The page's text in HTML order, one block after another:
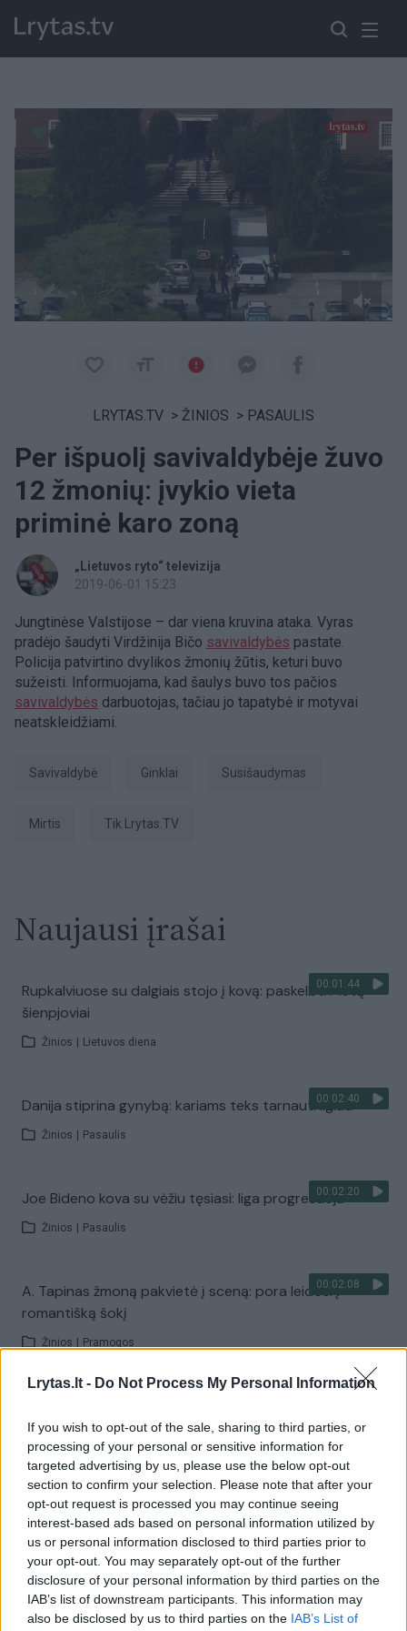
Lrytas.lt - Do Not Process My Personal Information
If you wish to opt-out of the sale, sharing to third parties, or
processing of your personal or sensitive information for
targeted advertising by us, please use the below opt-out
section to confirm your selection. Please note that after your
opt-out request is processed you may continue seeing
interest-based ads based on personal information utilized by
us or personal information disclosed to third parties prior to
your opt-out. You may separately opt-out of the further
disclosure of your personal information by third parties on the
IAB’s list of downstream participants. This information may
also be disclosed by us to third parties on the IAB’s List of
Paremkite Ukrainą
LRYTAS.TV > ŽINIOS > PASAULIS
Per išpuolį savivaldybėje žuvo
12 žmonių: įvykio vieta
priminė karo zoną
„Lietuvos ryto“ televizija
2019-06-01 15:23
Jungtinėse Valstijose – dar viena kruvina ataka. Vyras
pradėjo šaudyti Virdžinija Bičo savivaldybės pastate.
Policija patvirtino dvylikos žmonių žūtis, keturi buvo
sužeisti. Informuojama, kad šaulys buvo tos pačios
savivaldybės darbuotojas, tačiau jo tapatybė ir motyvai
neatskleidžiami.
Savivaldybė Ginklai susišaudymas
Mirtis tik Lrytas.TV
Naujausi įrašai
00:01:44
Rupkalviuose su dalgiais stojo į kovą: paskelbti Metų
šienpjoviai
Žinios Lietuvos diena
00:02:40
Danija stiprina gynybą: kariams teks tarnauti ilgiau
Žinios Pasaulis
00:02:20
Joe Bideno kova su vėžiu tęsiasi: liga progresuoja
Žinios Pasaulis
00:02:08
A. Tapinas žmoną pakvietė į sceną: pora leidosi į
romantišką šokį
Žinios Pramogos
Žiūrimiausi įrašai
00:00:30
Vaizdai iš tragiškos avarijos Vilniaus r.: dviejų moterų ir
vaiko gyvybių išgelbėti nepavyko
Žinios Lietuvos diena